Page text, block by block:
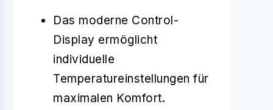
Das moderne Control-
Display ermöglicht
individuelle
Temperatureinstellungen für
maximalen Komfort.